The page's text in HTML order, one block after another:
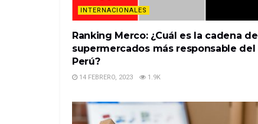
INTERNACIONALES
Ranking Merco: ¿Cuál es la cadena de
supermercados más responsable del
Perú?
14 FEBRERO, 2023 1.9K